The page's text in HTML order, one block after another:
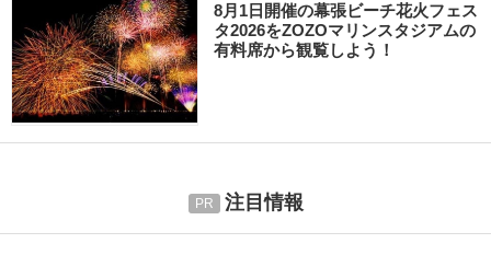
8月1日開催の幕張ビーチ花火フェス
タ2026をZOZOマリンスタジアムの
有料席から観覧しよう！
注目情報